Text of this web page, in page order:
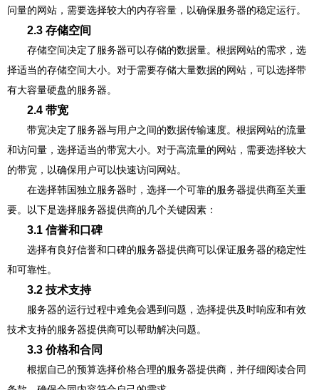
问量的网站，需要选择较大的内存容量，以确保服务器的稳定运行。
2.3 存储空间
存储空间决定了服务器可以存储的数据量。根据网站的需求，选
择适当的存储空间大小。对于需要存储大量数据的网站，可以选择带
有大容量硬盘的服务器。
2.4 带宽
带宽决定了服务器与用户之间的数据传输速度。根据网站的流量
和访问量，选择适当的带宽大小。对于高流量的网站，需要选择较大
的带宽，以确保用户可以快速访问网站。
在选择韩国独立服务器时，选择一个可靠的服务器提供商至关重
要。以下是选择服务器提供商的几个关键因素：
3.1 信誉和口碑
选择有良好信誉和口碑的服务器提供商可以保证服务器的稳定性
和可靠性。
3.2 技术支持
服务器的运行过程中难免会遇到问题，选择提供及时响应和有效
技术支持的服务器提供商可以帮助解决问题。
3.3 价格和合同
根据自己的预算选择价格合理的服务器提供商，并仔细阅读合同